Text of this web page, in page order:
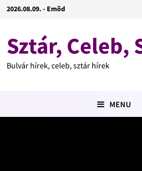
2026.08.09. - Emõd
Sztár, Celeb,
Bulvár hírek, celeb, sztár hírek
MENU